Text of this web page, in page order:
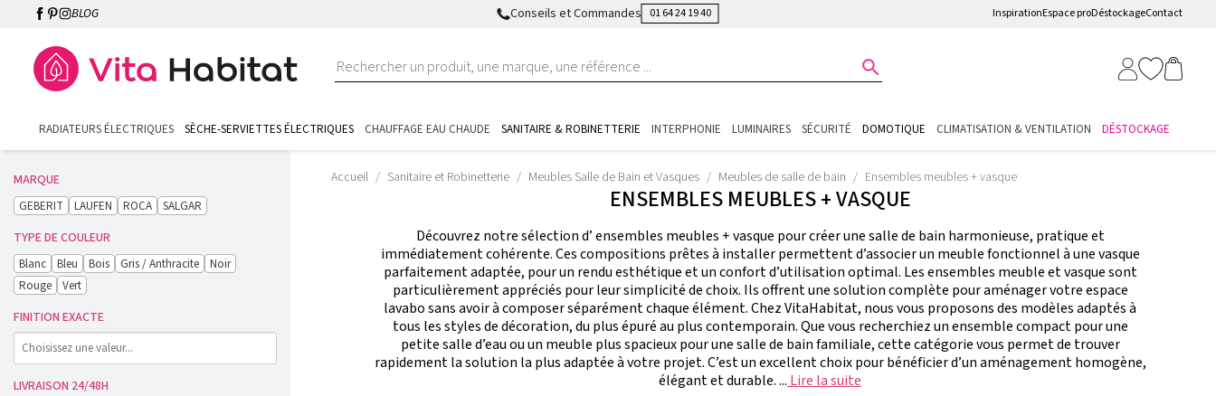
BLOG Conseils et Commandes 01 64 24 19 40 InspirationEspace proDéstockageContact

RADIATEURS ÉLECTRIQUES SÈCHE-SERVIETTES ÉLECTRIQUES CHAUFFAGE EAU CHAUDE SANITAIRE & ROBINETTERIE INTERPHONIE LUMINAIRES SÉCURITÉ DOMOTIQUE CLIMATISATION & VENTILATION DÉSTOCKAGE
MARQUE
GEBERIT LAUFEN ROCA SALGAR
TYPE DE COULEUR
Blanc Bleu Bois Gris / Anthracite
Noir
Rouge
Vert
FINITION EXACTE
LIVRAISON 24/48H
Accueil Sanitaire et Robinetterie Meubles Salle de Bain et Vasques Meubles de salle de bain Ensembles meubles + vasque
ENSEMBLES MEUBLES + VASQUE
Découvrez notre sélection d’ ensembles meubles + vasque pour créer une salle de bain harmonieuse, pratique et
immédiatement cohérente. Ces compositions prêtes à installer permettent d’associer un meuble fonctionnel à une vasque
parfaitement adaptée, pour un rendu esthétique et un confort d’utilisation optimal. Les ensembles meuble et vasque sont
particulièrement appréciés pour leur simplicité de choix. Ils offrent une solution complète pour aménager votre espace
lavabo sans avoir à composer séparément chaque élément. Chez VitaHabitat, nous vous proposons des modèles adaptés à
tous les styles de décoration, du plus épuré au plus contemporain. Que vous recherchiez un ensemble compact pour une
petite salle d’eau ou un meuble plus spacieux pour une salle de bain familiale, cette catégorie vous permet de trouver
rapidement la solution la plus adaptée à votre projet. C’est un excellent choix pour bénéficier d’un aménagement homogène,
élégant et durable. ... Lire la suite